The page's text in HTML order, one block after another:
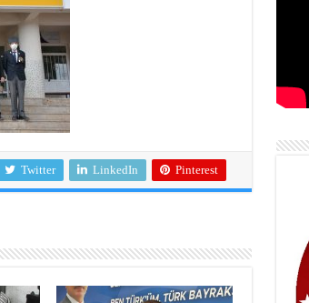
Twitter LinkedIn Pinterest